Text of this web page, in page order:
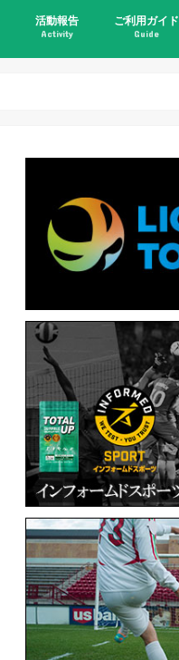
活動報告
Activity
ご利用ガイド
Guide